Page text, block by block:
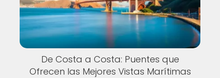
De Costa a Costa: Puentes que
Ofrecen las Mejores Vistas Marítimas